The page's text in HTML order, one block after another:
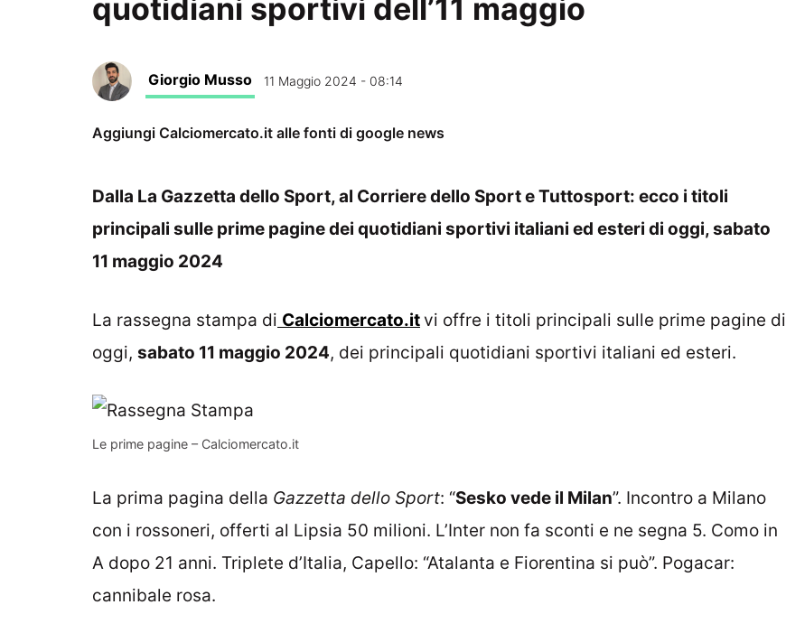
quotidiani sportivi dell’11 maggio
Giorgio Musso 11 Maggio 2024 - 08:14
Aggiungi Calciomercato.it alle fonti di google news
Dalla La Gazzetta dello Sport, al Corriere dello Sport e Tuttosport: ecco i titoli
principali sulle prime pagine dei quotidiani sportivi italiani ed esteri di oggi, sabato
11 maggio 2024
La rassegna stampa di Calciomercato.itvi offre i titoli principali sulle prime pagine di
oggi, sabato 11 maggio 2024, dei principali quotidiani sportivi italiani ed esteri.
Le prime pagine – Calciomercato.it
La prima pagina della Gazzetta dello Sport: “Sesko vede il Milan”. Incontro a Milano
con i rossoneri, offerti al Lipsia 50 milioni. L’Inter non fa sconti e ne segna 5. Como in
A dopo 21 anni. Triplete d’Italia, Capello: “Atalanta e Fiorentina si può”. Pogacar:
cannibale rosa.